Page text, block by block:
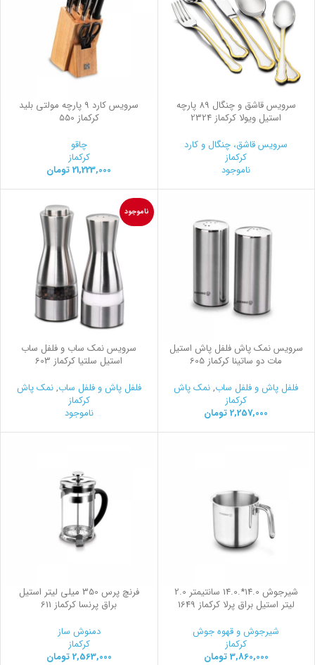
سرویس قاشق و چنگال 89 پارچه
استیل ویولا کرکماز 2324
سرویس قاشق، چنگال و کارد
کرکماز
ناموجود
سرویس کارد 9 پارچه مولتی بلید
کرکماز 550
چاقو
کرکماز
21,223,000 تومان
سرویس نمک پاش فلفل پاش استیل
مات دو ساتینا کرکماز 605
فلفل پاش و فلفل ساب,نمک پاش
کرکماز
2,257,000 تومان
ناموجود
سرویس نمک ساب و فلفل ساب
استیل سلتیا کرکماز 603
فلفل پاش و فلفل ساب,نمک پاش
کرکماز
ناموجود
شیرجوش 14.0*.14.0 سانتیمتر 2.0
لیتر استیل براق پرلا کرکماز 1649
شیرجوش و قهوه جوش
کرکماز
3,860,000 تومان
فرنچ پرس 350 میلی لیتر استیل
براق پرنسا کرکماز 611
دمنوش ساز
کرکماز
2,563,000 تومان